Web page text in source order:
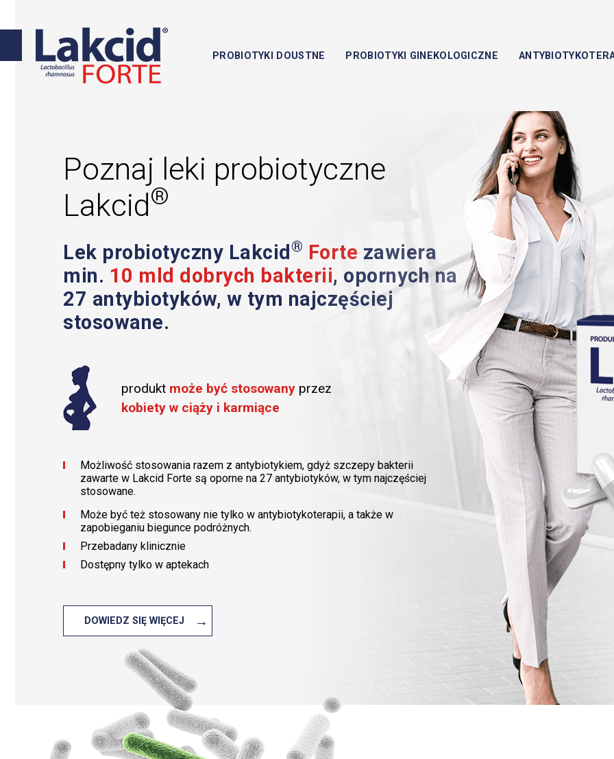
GINEKOLOGICZNE
PROBIOTYKI DOUSTNE PROBIOTYKI GINEKOLOGICZNE
Poznaj leki probiotyczne
Lakcid®
Lek probiotyczny Lakcid ® Forte zawiera
min. 10 mld dobrych bakterii, opornych na
27 antybiotyków, w tym najczęściej
stosowane.
produkt może być stosowany przez
kobiety w ciąży i karmiące
Możliwość stosowania razem z antybiotykiem, gdyż szczepy bakterii
zawarte w Lakcid Forte są oporne na 27 antybiotyków, w tym najczęściej
stosowane.
Może być też stosowany nie tylko w antybiotykoterapii, a także w
zapobieganiu biegunce podróżnych.
Przebadany klinicznie
Dostępny tylko w aptekach
DOWIEDZ SIĘ WIĘCEJ →